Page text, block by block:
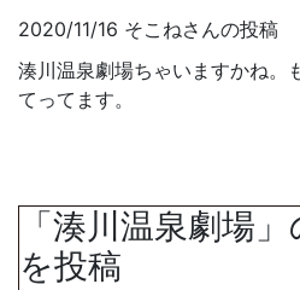
2020/11/16 そこねさんの投稿
湊川温泉劇場ちゃいますかね。
てってます。
「湊川温泉劇場
を投稿